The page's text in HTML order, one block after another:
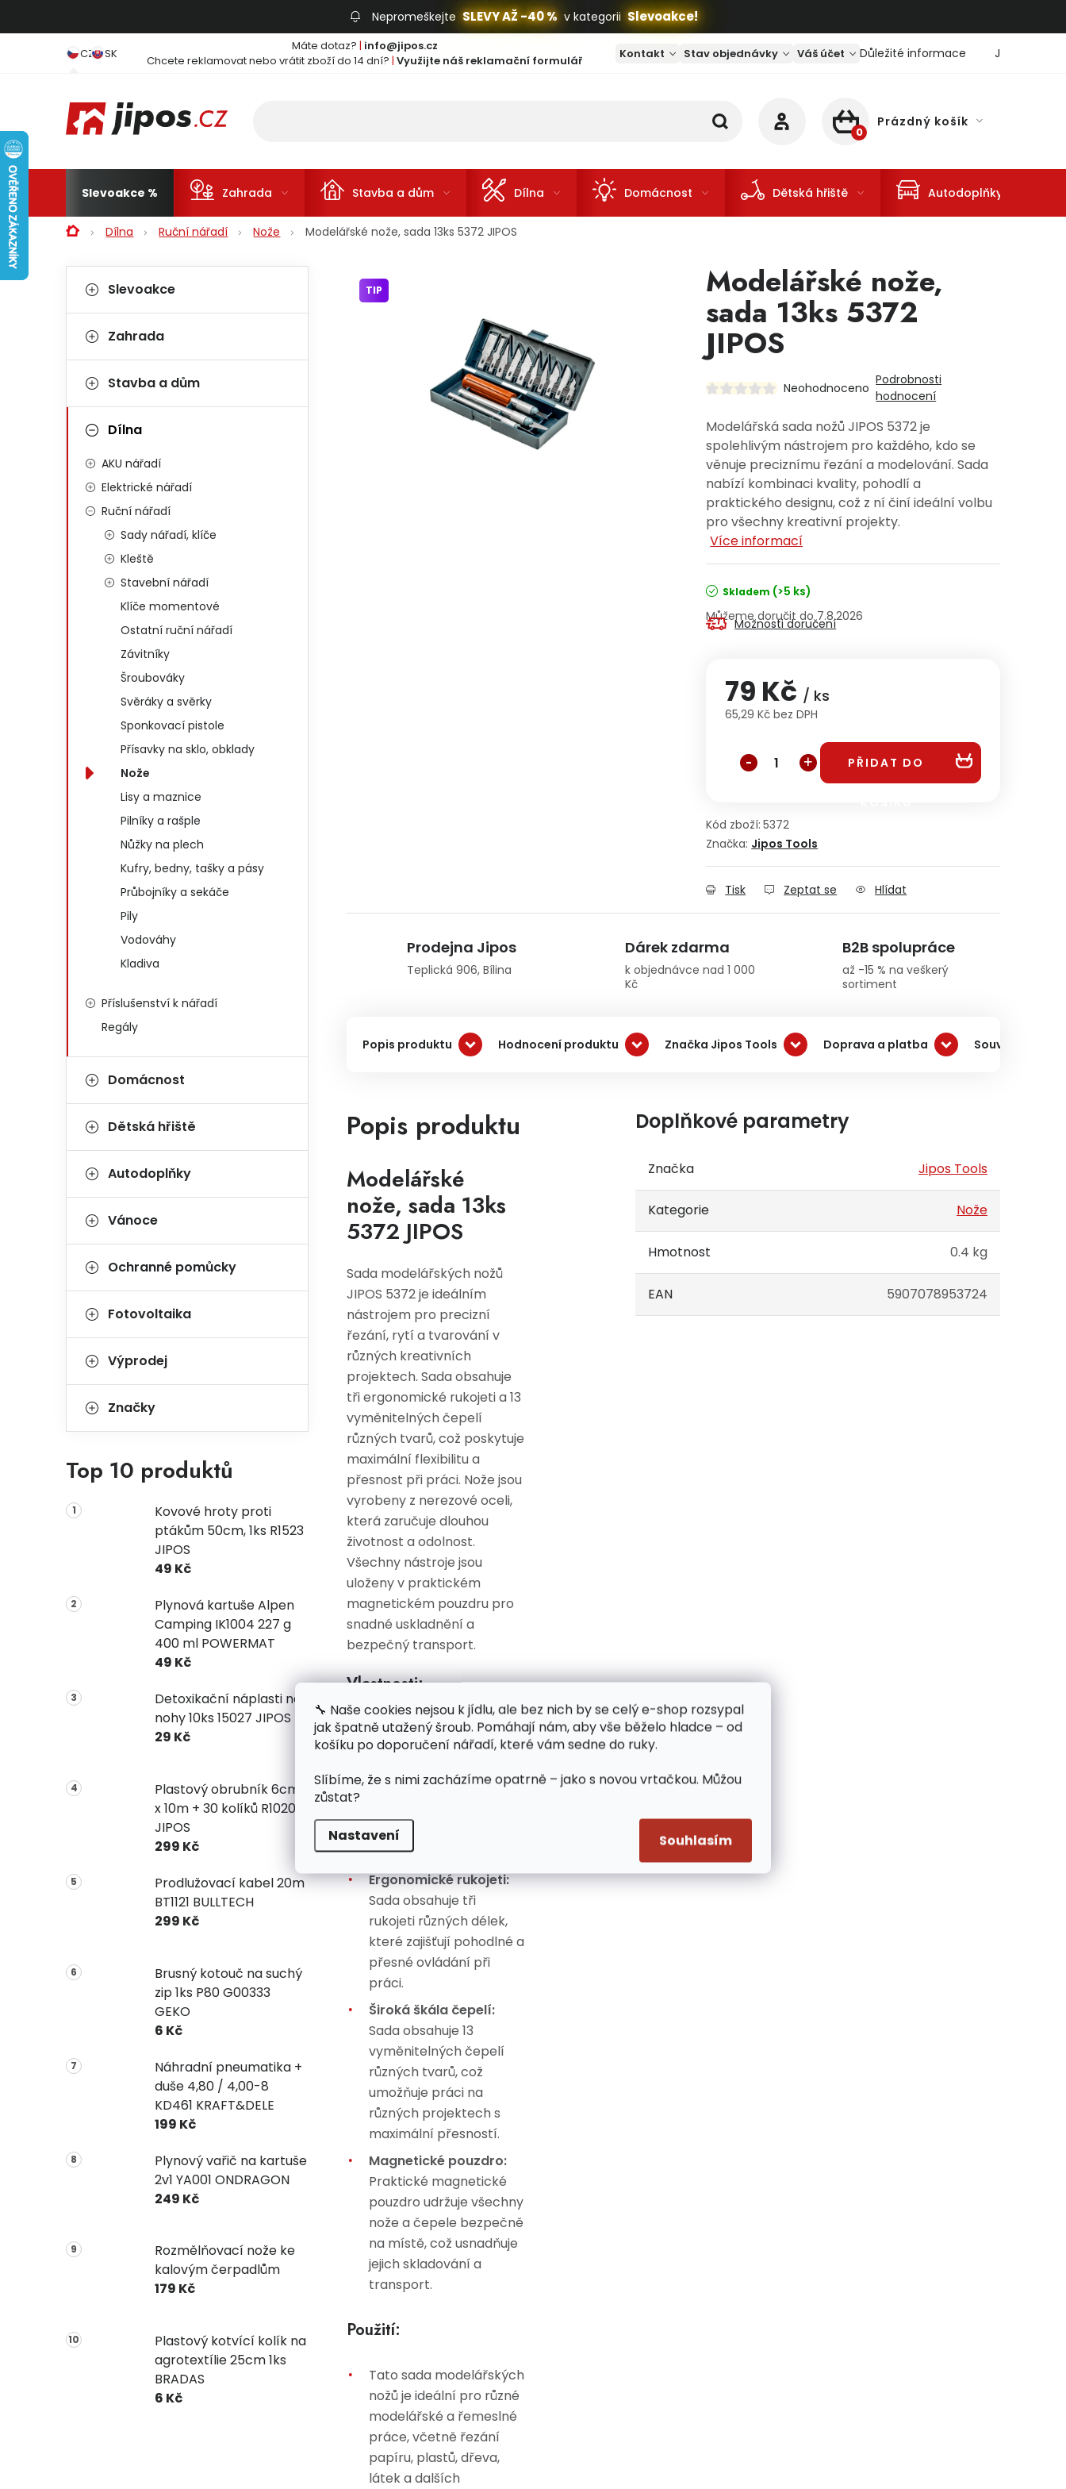
🔧 Naše cookies nejsou k jídlu, ale bez nich by se celý e-shop rozsypal
jak špatně utažený šroub. Pomáhají nám, aby vše běželo hladce – od
košíku po doporučení nářadí, které vám sedne do ruky.
Slíbíme, že s nimi zacházíme opatrně – jako s novou vrtačkou. Můžou
zůstat?
Nastavení Souhlasím
Nepromeškejte SLEVY AŽ -40 % v kategorii Slevoakce!
CZ SK Máte dotaz? | info@jipos.cz
Chcete reklamovat nebo vrátit zboží do 14 dní? | Využijte náš reklamační formulář Kontakt Stav objednávky Váš účet Důležité informace Jaký je
NÁKUPNÍ KOŠÍK
Prázdný košík
Slevoakce Zahrada Stavba a dům Dílna Domácnost Dětská hřiště Autodoplňky
DomůDílna Ruční nářadí Nože Modelářské nože, sada 13ks 5372 JIPOS
Postranní panel
Kategorie
Slevoakce
Zahrada
Stavba a dům
Dílna
AKU nářadí
Elektrické nářadí
Ruční nářadí
Sady nářadí, klíče
Kleště
Stavební nářadí
Klíče momentové
Ostatní ruční nářadí
Závitníky
Šroubováky
Svěráky a svěrky
Sponkovací pistole
Přísavky na sklo, obklady
Nože
Lisy a maznice
Pilníky a rašple
Nůžky na plech
Kufry, bedny, tašky a pásy
Průbojníky a sekáče
Pily
Vodováhy
Kladiva
Příslušenství k nářadí
Regály
Domácnost
Dětská hřiště
Autodoplňky
Vánoce
Ochranné pomůcky
Fotovoltaika
Výprodej
Značky
Top 10 produktů
Kovové hroty proti
ptákům 50cm, 1ks R1523
JIPOS
49 Kč
Plynová kartuše Alpen
Camping IK1004 227 g
400 ml POWERMAT
49 Kč
Detoxikační náplasti na
nohy 10ks 15027 JIPOS
29 Kč
Plastový obrubník 6cm
x 10m + 30 kolíků R1020
JIPOS
299 Kč
Prodlužovací kabel 20m
BT1121 BULLTECH
299 Kč
Brusný kotouč na suchý
zip 1ks P80 G00333
GEKO
6 Kč
Náhradní pneumatika +
duše 4,80 / 4,00-8
KD461 KRAFT&DELE
199 Kč
Plynový vařič na kartuše
2v1 YA001 ONDRAGON
249 Kč
Rozmělňovací nože ke
kalovým čerpadlům
179 Kč
Plastový kotvící kolík na
agrotextílie 25cm 1ks
BRADAS
6 Kč
Modelářské nože,
sada 13ks 5372
JIPOS
Neohodnoceno
Podrobnosti
hodnocení
Modelářská sada nožů JIPOS 5372 je
spolehlivým nástrojem pro každého, kdo se
věnuje preciznímu řezání a modelování. Sada
nabízí kombinaci kvality, pohodlí a
praktického designu, což z ní činí ideální volbu
pro všechny kreativní projekty.
Více informací
Skladem (>5 ks)
7.8.2026
Možnosti doručení
79 Kč / ks
65,29 Kč bez DPH
PŘIDAT DO
Kód zboží: 5372
Značka: Jipos Tools
Tisk Zeptat se Hlídat
TIP
Prodejna Jipos
Teplická 906, Bílina
Dárek zdarma
k objednávce nad 1 000
Kč
B2B spolupráce
až -15 % na veškerý
sortiment
Popis produktu Hodnocení produktu Značka Jipos Tools Doprava a platba Související
Popis produktu
Modelářské
nože, sada 13ks
5372 JIPOS
Sada modelářských nožů
JIPOS 5372 je ideálním
nástrojem pro precizní
řezání, rytí a tvarování v
různých kreativních
projektech. Sada obsahuje
tři ergonomické rukojeti a 13
vyměnitelných čepelí
různých tvarů, což poskytuje
maximální flexibilitu a
přesnost při práci. Nože jsou
vyrobeny z nerezové oceli,
která zaručuje dlouhou
životnost a odolnost.
Všechny nástroje jsou
uloženy v praktickém
magnetickém pouzdru pro
snadné uskladnění a
bezpečný transport.
Vlastnosti:
Vysoká kvalita
materiálu:Nože a
čepele jsou vyrobeny z
nerezové oceli, která je
zaručuje dlouhou
životnost.
Ergonomické rukojeti:
Sada obsahuje tři
rukojeti různých délek,
které zajišťují pohodlné a
přesné ovládání při
práci.
Široká škála čepelí:
Sada obsahuje 13
vyměnitelných čepelí
různých tvarů, což
umožňuje práci na
různých projektech s
maximální přesností.
Magnetické pouzdro:
Praktické magnetické
pouzdro udržuje všechny
nože a čepele bezpečně
na místě, což usnadňuje
jejich skladování a
transport.
Použití:
Tato sada modelářských
nožů je ideální pro různé
modelářské a řemeslné
práce, včetně řezání
papíru, plastů, dřeva,
látek a dalších
Doplňkové parametry
Značka Jipos Tools
Kategorie Nože
Hmotnost 0.4 kg
EAN 5907078953724